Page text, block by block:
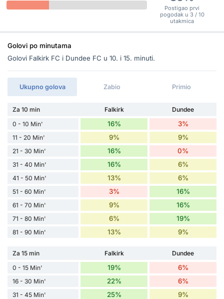
Postigao prvi
pogodak u 3 / 10
utakmica
Golovi po minutama
Golovi Falkirk FC i Dundee FC u 10. i 15. minuti.
Ukupno golova Zabio Primio
Za 10 min Falkirk
Dundee
0 - 10 Min'
16% 3%
11 - 20 Min' 9% 9%
21 - 30 Min' 16% 0%
31 - 40 Min' 16% 6%
41 - 50 Min' 13% 6%
51 - 60 Min' 3% 16%
61 - 70 Min' 9% 16%
71 - 80 Min' 6% 19%
81 - 90 Min' 13% 9%
Za 15 min Falkirk
Dundee
0 - 15 Min'
19% 6%
16 - 30 Min' 22% 6%
31 - 45 Min' 25% 9%